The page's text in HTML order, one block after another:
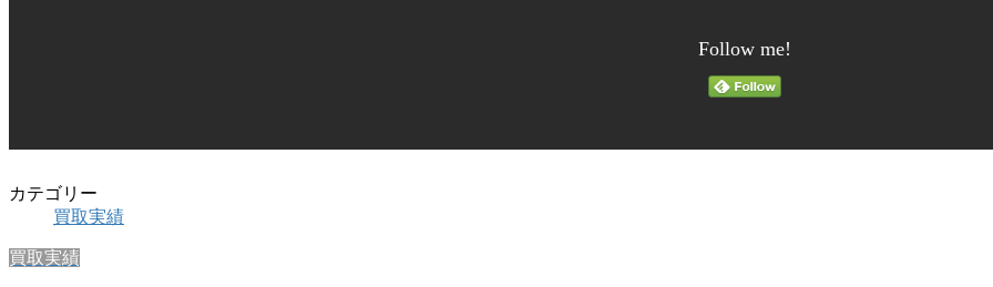
Follow me!
カテゴリー
買取実績
買取実績